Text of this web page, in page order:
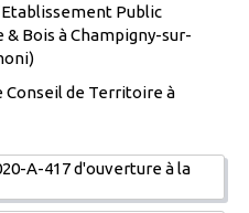
Public
Bois à Champigny-sur-
Conseil de Territoire à
A-417 d'ouverture à la